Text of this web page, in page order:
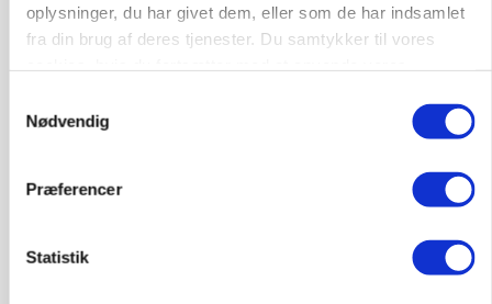
oplysninger, du har givet dem, eller som de har indsamlet
fra din brug af deres tjenester. Du samtykker til vores
Nødvendig
Præferencer
Statistik
Rådgiver om DB-Tjek: Små justeringer kan give
store besparelser